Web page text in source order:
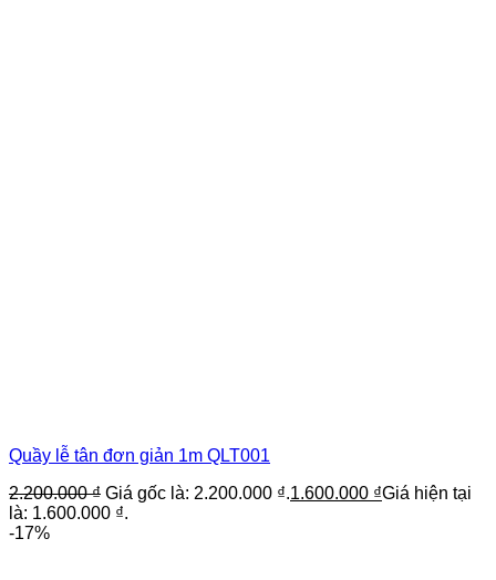
Quầy lễ tân đơn giản 1m QLT001
2.200.000₫ Giá gốc là: 2.200.000 ₫.1.600.000 ₫Giá hiện tại
là: 1.600.000 ₫.
-17%